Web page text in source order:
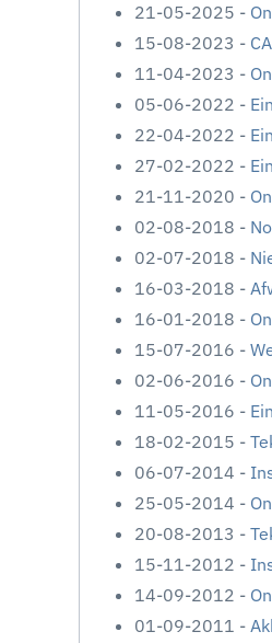
21-05-2025 -
15-08-2023 -
11-04-2023 -
05-06-2022 -
22-04-2022 -
27-02-2022 -
21-11-2020 -
02-08-2018 -
02-07-2018 -
16-03-2018 -
16-01-2018 -
15-07-2016 -
02-06-2016 -
11-05-2016 -
18-02-2015 -
06-07-2014 -
25-05-2014 -
20-08-2013 -
15-11-2012 -
14-09-2012 -
01-09-2011 -